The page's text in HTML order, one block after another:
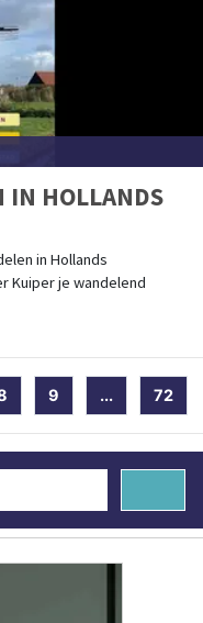
IN HOLLANDS
in Hollands
Kuiper je wandelend
9 ... 72